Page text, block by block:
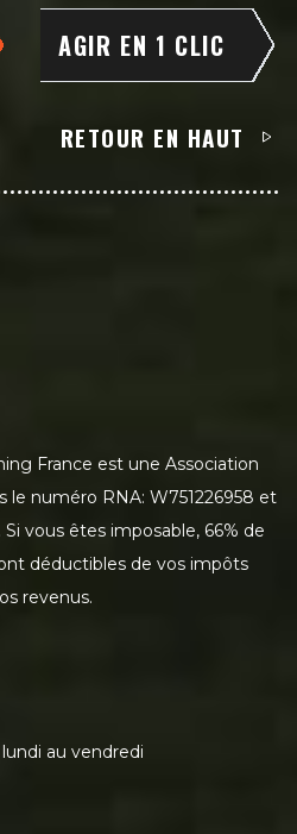
AGIR EN 1 CLIC
RETOUR EN HAUT
France est une Association
le numéro RNA: W751226958 et
vous êtes imposable, 66% de
déductibles de vos impôts
revenus.
au vendredi